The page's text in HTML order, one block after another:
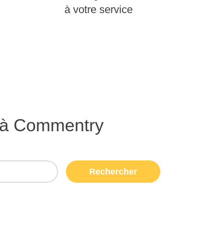
à votre service
Commentry
Rechercher